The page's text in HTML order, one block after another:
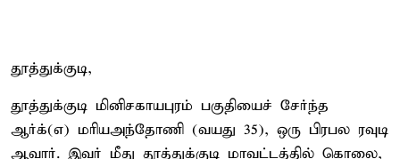
தூத்துக்குடி,
தூத்துக்குடி மினிசகாயபுரம் பகுதியைச் சேர்ந்த
ஆர்க்(எ) மரியஅந்தோணி (வயது 35), ஒரு பிரபல ரவுடி
ஆவார். இவர் மீது தூத்துக்குடி மாவட்டத்தில் கொலை,